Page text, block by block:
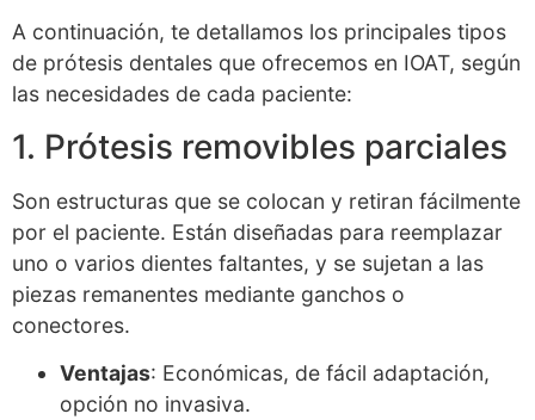
A continuación, te detallamos los principales tipos
de prótesis dentales que ofrecemos en IOAT, según
las necesidades de cada paciente:
1. Prótesis removibles parciales
Son estructuras que se colocan y retiran fácilmente
por el paciente. Están diseñadas para reemplazar
uno o varios dientes faltantes, y se sujetan a las
piezas remanentes mediante ganchos o
conectores.
Ventajas: Económicas, de fácil adaptación,
opción no invasiva.